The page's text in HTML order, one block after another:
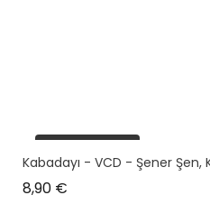
plus en stock
Kabadayı - VCD - Şener Şen,
8,90 €